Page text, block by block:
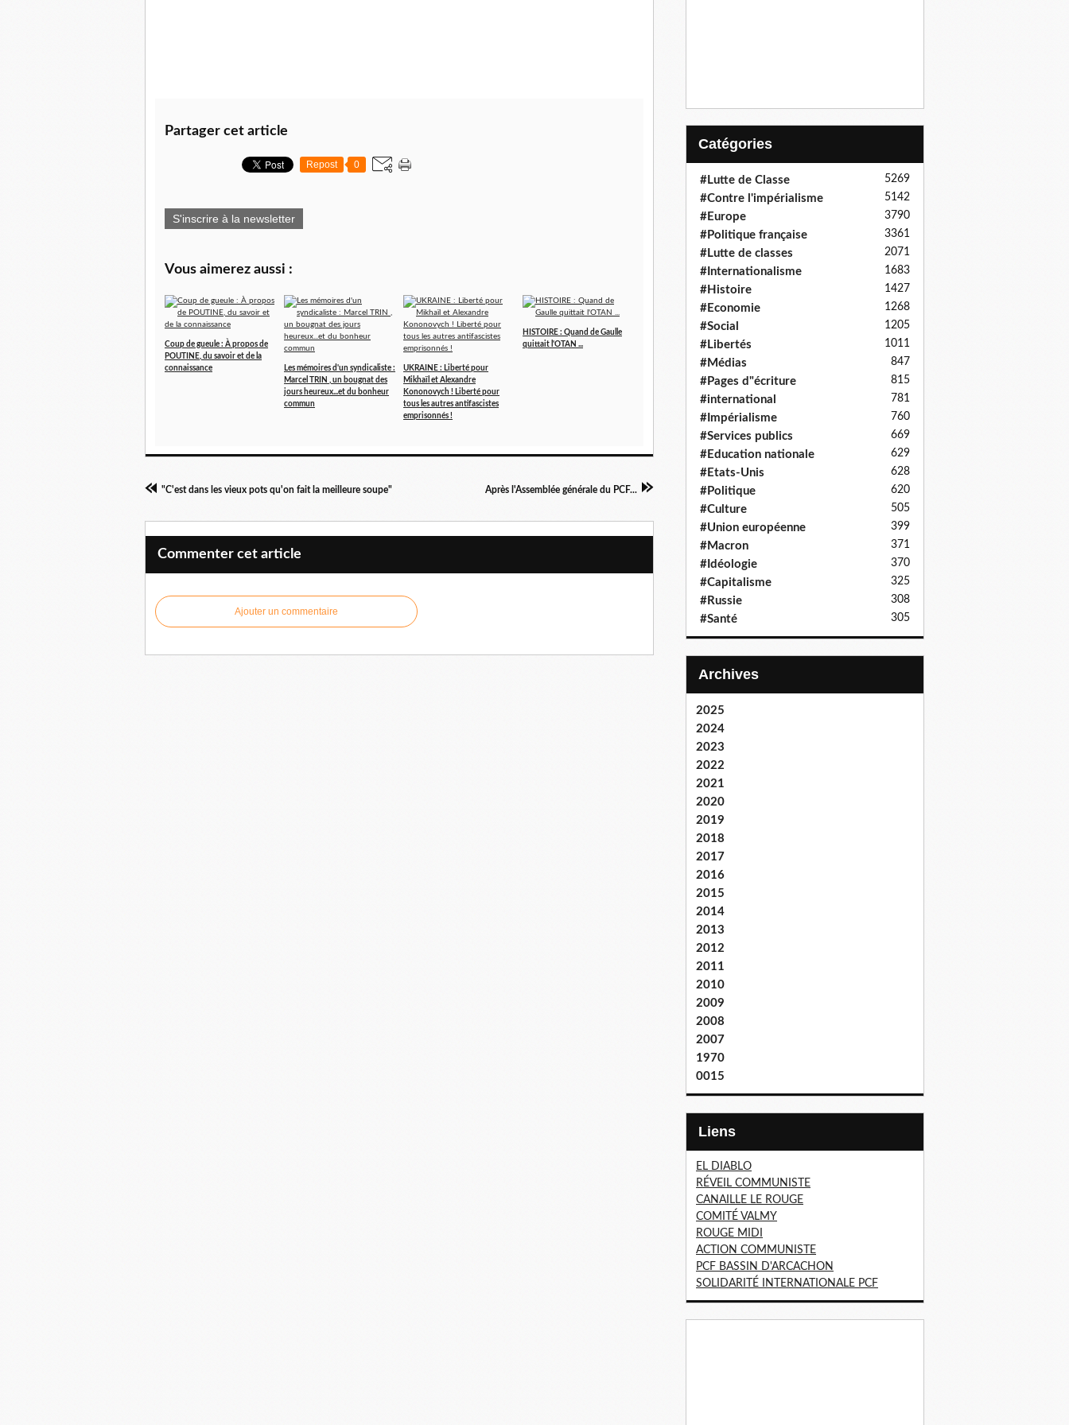
Partager cet article
Repost 0
S'inscrire à la newsletter
Vous aimerez aussi :
Coup de gueule : À propos de
POUTINE, du savoir et de la
connaissance
Les mémoires d'un syndicaliste :
Marcel TRIN , un bougnat des
jours heureux...et du bonheur
commun
UKRAINE : Liberté pour
Mikhaïl et Alexandre
Kononovych ! Liberté pour
tous les autres antifascistes
emprisonnés !
HISTOIRE : Quand de Gaulle
quittait l'OTAN ...
"C'est dans les vieux pots qu'on fait la meilleure soupe" Après l'Assemblée générale du PCF...
Commenter cet article
Ajouter un commentaire
Catégories
#Lutte de Classe 5269
#Contre l'impérialisme 5142
#Europe 3790
#Politique française 3361
#Lutte de classes 2071
#Internationalisme 1683
#Histoire 1427
#Economie 1268
#Social 1205
#Libertés 1011
#Médias 847
#Pages d"écriture 815
#international 781
#Impérialisme 760
#Services publics 669
#Education nationale 629
#Etats-Unis 628
#Politique 620
#Culture 505
#Union européenne 399
#Macron 371
#Idéologie 370
#Capitalisme 325
#Russie 308
#Santé 305
Archives
2025
2024
2023
2022
2021
2020
2019
2018
2017
2016
2015
2014
2013
2012
2011
2010
2009
2008
2007
1970
0015
Liens
EL DIABLO
RÉVEIL COMMUNISTE
CANAILLE LE ROUGE
COMITÉ VALMY
ROUGE MIDI
ACTION COMMUNISTE
PCF BASSIN D'ARCACHON
SOLIDARITÉ INTERNATIONALE PCF